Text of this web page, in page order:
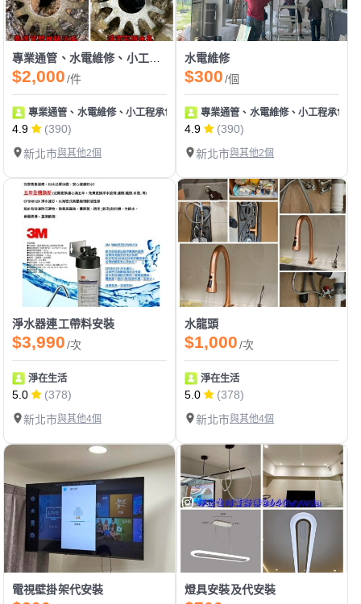
專業通管、水電維修、小工程承包
$2,000/件
專業通管、水電維修、小工程承包
4.9
(390)
新北市與其他2個
水電維修
$300/個
專業通管、水電維修、小工程承包
4.9
(390)
新北市與其他2個
淨水器連工帶料安裝
$3,990/次
淨在生活
5.0
(378)
新北市與其他4個
水龍頭
$1,000/次
淨在生活
5.0
(378)
新北市與其他4個
電視壁掛架代安裝 燈具安裝及代安裝